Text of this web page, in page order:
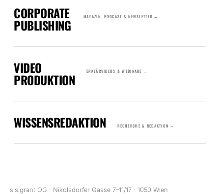
CORPORATE
PUBLISHING MAGAZIN, PODCAST & NEWSLETTER →
VIDEO
PRODUKTION ERKLÄRVIDEOS & WEBINARE →
WISSENSREDAKTION RECHERCHE & REDAKTION →
sisigrant OG · Nikolsdorfer Gasse 7–11/17 · 1050 Wien